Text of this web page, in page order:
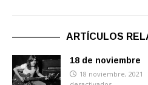
ARTÍCULOS
18 de noviembre
18 noviembre, 2021